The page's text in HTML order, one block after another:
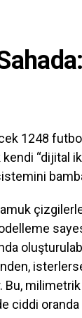
1248
“dijital
Bu,
ciddi oranda